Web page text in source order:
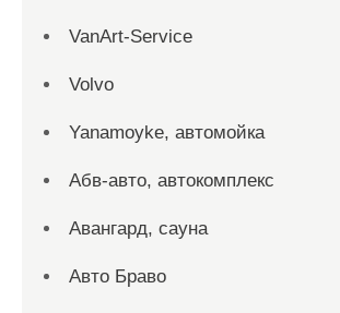
VanArt-Service
Volvo
Yanamoyke, автомойка
Абв-авто, автокомплекс
Авангард, сауна
Авто Браво